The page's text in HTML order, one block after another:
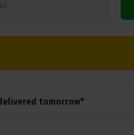
tomorrow*